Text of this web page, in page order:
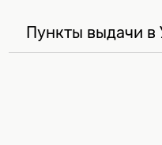
Пункты выдачи в